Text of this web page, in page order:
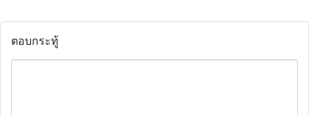
ตอบกระทู้